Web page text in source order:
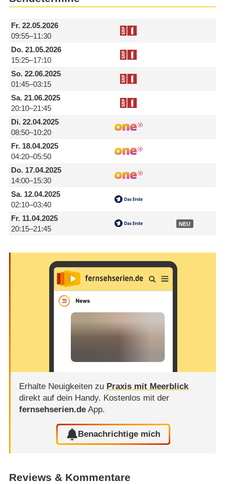
Fr.22.05.2026
09:55–11:30
Do.21.05.2026
15:25–17:10
So.22.06.2025
01:45–03:15
Sa.21.06.2025
20:10–21:45
Di.22.04.2025
08:50–10:20
Fr.18.04.2025
04:20–05:50
Do.17.04.2025
14:00–15:30
Sa.12.04.2025
02:10–03:40
Fr.11.04.2025
20:15–21:45
NEU
Erhalte Neuigkeiten zu Praxis mit Meerblick
direkt auf dein Handy. Kostenlos mit der
fernsehserien.deApp.
Benachrichtige mich
Reviews & Kommentare